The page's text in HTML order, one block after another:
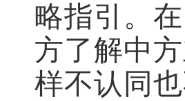
略指引。
方了解中
样不认同